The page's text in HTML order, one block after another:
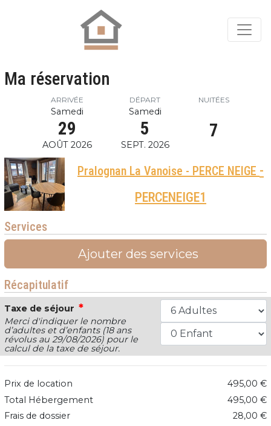
Ma réservation
ARRIVÉE
Samedi
29
AOÛT 2026
DÉPART
Samedi
5
SEPT. 2026
NUITÉES
7
Pralognan La Vanoise - PERCE NEIGE -
PERCENEIGE1
Services
Ajouter des services
Récapitulatif
Taxe de séjour *
Merci d'indiquer le nombre
d’adultes et d’enfants (18 ans
révolus au 29/08/2026) pour le
calcul de la taxe de séjour.
Prix de location
495,00 €
Total Hébergement
495,00 €
Frais de dossier
28,00 €